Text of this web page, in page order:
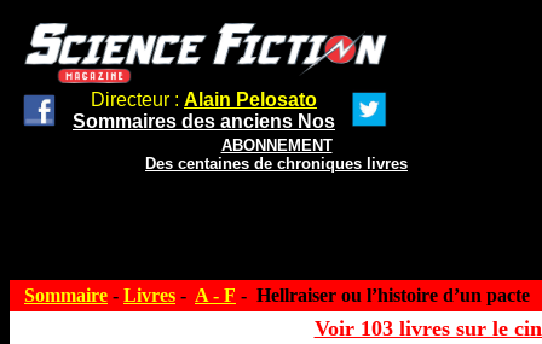
Directeur : Alain Pelosato
Sommaires des anciens Nos
ABONNEMENT
Des centaines de chroniques livres
Sommaire - Livres - A - F - Hellraiser ou l’histoire d’un pacte
Voir 103 livres sur le